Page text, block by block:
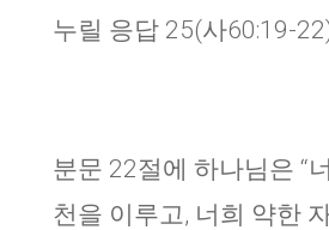
누릴 응답 25(사60:19-
분문 22절에 하나님은 “
천을 이루고, 너희 약한